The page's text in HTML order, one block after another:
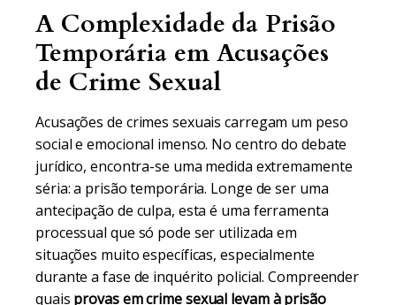
A Complexidade da Prisão
Temporária em Acusações
de Crime Sexual
Acusações de crimes sexuais carregam um peso
social e emocional imenso. No centro do debate
jurídico, encontra-se uma medida extremamente
séria: a prisão temporária. Longe de ser uma
antecipação de culpa, esta é uma ferramenta
processual que só pode ser utilizada em
situações muito específicas, especialmente
durante a fase de inquérito policial. Compreender
quais provas em crime sexual levam à prisão